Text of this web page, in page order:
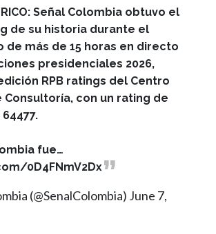
Señal Colombia obtuvo el
de su historia durante el
de más de 15 horas en directo
presidenciales 2026,
RPB ratings del Centro
Consultoría, con un rating de
fue…
0D4FNmV2Dx
(@SenalColombia) June 7,